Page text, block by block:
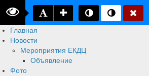
Главная
Новости
Мероприятия ЕКДЦ
Объявление
Фото